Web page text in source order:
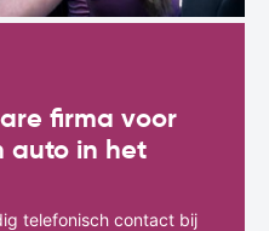
firma voor
auto in het
telefonisch contact bij